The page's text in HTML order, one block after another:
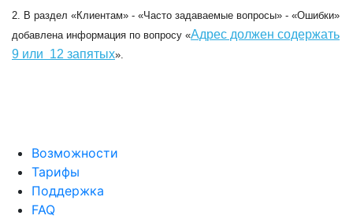
2. В раздел «Клиентам» - «Часто задаваемые вопросы» - «Ошибки»
добавлена информация по вопросу «Адрес должен содержать
9 или 12 запятых».
Возможности
Тарифы
Поддержка
FAQ